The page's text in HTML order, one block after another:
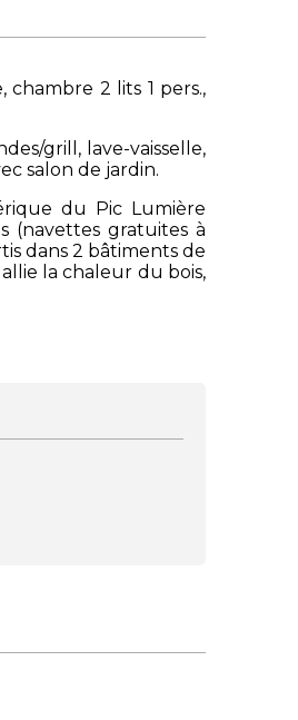
chambre 2 lits 1 pers.,
grill, lave-vaisselle,
salon de jardin.
du Pic Lumière
(navettes gratuites à
dans 2 bâtiments de
la chaleur du bois,